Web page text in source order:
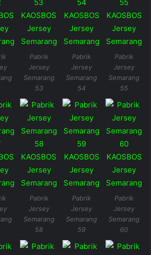
Pabrik
Jersey
Semarang
53
Pabrik
Jersey
Semarang
54
Pabrik
Jersey
Semarang
55
Pabrik
Jersey
Semarang
58
Pabrik
Jersey
Semarang
59
Pabrik
Jersey
Semarang
60